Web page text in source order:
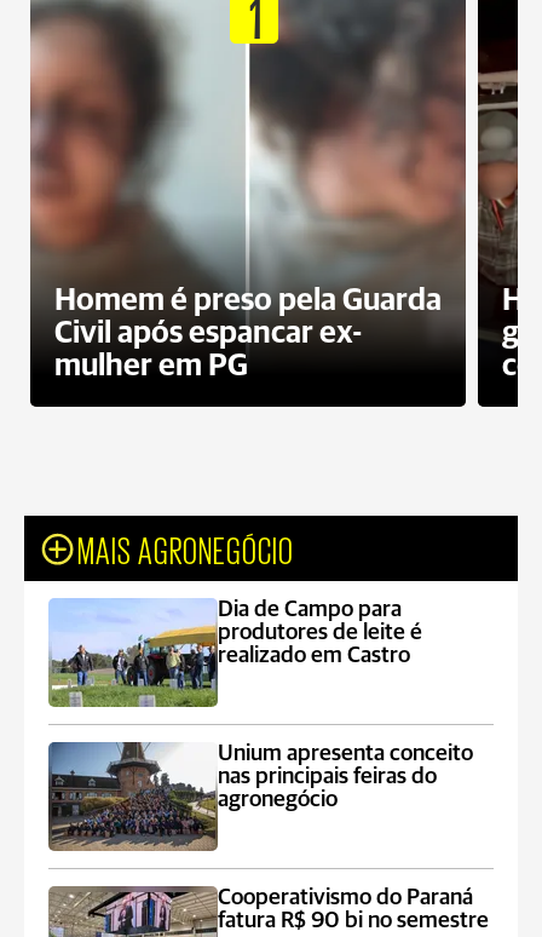
1
Homem é preso pela Guarda
Civil após espancar ex-
mulher em PG
MAIS AGRONEGÓCIO
Dia de Campo para
produtores de leite é
realizado em Castro
Unium apresenta conceito
nas principais feiras do
agronegócio
Cooperativismo do Paraná
fatura R$ 90 bi no semestre